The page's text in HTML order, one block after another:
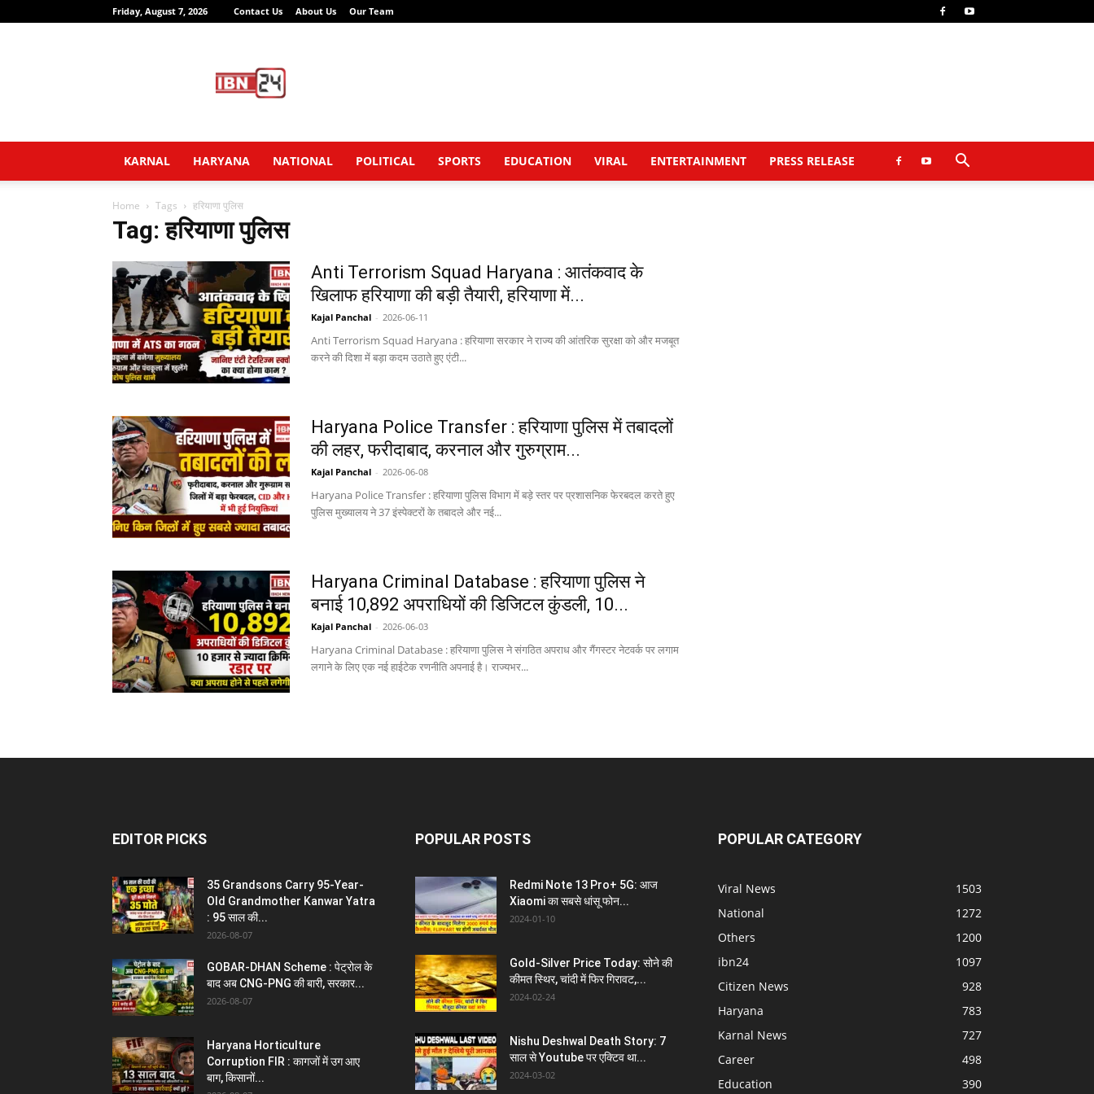
Friday, August 7, 2026 Contact Us About Us Our Team
News
Network
KARNAL HARYANA NATIONAL POLITICAL SPORTS EDUCATION VIRAL ENTERTAINMENT PRESS RELEASE
Home Tags हरियाणा पुलिस
Tag: हरियाणा पुलिस
Anti Terrorism Squad Haryana : आतंकवाद के
खिलाफ हरियाणा की बड़ी तैयारी, हरियाणा में...
Kajal Panchal - 2026-06-11
Anti Terrorism Squad Haryana : हरियाणा सरकार ने राज्य की आंतरिक सुरक्षा को और मजबूत
करने की दिशा में बड़ा कदम उठाते हुए एंटी...
Haryana Police Transfer : हरियाणा पुलिस में तबादलों
की लहर, फरीदाबाद, करनाल और गुरुग्राम...
Kajal Panchal - 2026-06-08
Haryana Police Transfer : हरियाणा पुलिस विभाग में बड़े स्तर पर प्रशासनिक फेरबदल करते हुए
पुलिस मुख्यालय ने 37 इंस्पेक्टरों के तबादले और नई...
Haryana Criminal Database : हरियाणा पुलिस ने
बनाई 10,892 अपराधियों की डिजिटल कुंडली, 10...
Kajal Panchal - 2026-06-03
Haryana Criminal Database : हरियाणा पुलिस ने संगठित अपराध और गैंगस्टर नेटवर्क पर लगाम
लगाने के लिए एक नई हाईटेक रणनीति अपनाई है। राज्यभर...
EDITOR PICKS
35 Grandsons Carry 95-Year-
Old Grandmother Kanwar Yatra
: 95 साल की...
2026-08-07
GOBAR-DHAN Scheme : पेट्रोल के
बाद अब CNG-PNG की बारी, सरकार...
2026-08-07
Haryana Horticulture
Corruption FIR : कागजों में उग आए
बाग, किसानों...
POPULAR POSTS
Redmi Note 13 Pro+ 5G: आज
Xiaomi का सबसे धांसू फोन...
2024-01-10
Gold-Silver Price Today: सोने की
कीमत स्थिर, चांदी में फिर गिरावट,...
2024-02-24
Nishu Deshwal Death Story: 7
साल से Youtube पर एक्टिव था...
2024-03-02
POPULAR CATEGORY
Viral News
1503
National
1272
Others
1200
ibn24
1097
Citizen News
928
Haryana
783
Karnal News
727
Career
498
Education
390